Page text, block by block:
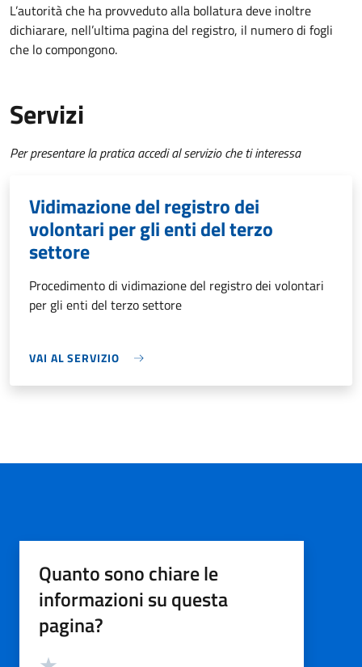
L’autorità che ha provveduto alla bollatura deve inoltre
dichiarare, nell’ultima pagina del registro, il numero di fogli
che lo compongono.
Servizi
Per presentare la pratica accedi al servizio che ti interessa
Vidimazione del registro dei
volontari per gli enti del terzo
settore
Procedimento di vidimazione del registro dei volontari
per gli enti del terzo settore
VAI AL SERVIZIO
Quanto sono chiare le
informazioni su questa
pagina?
Valutazione